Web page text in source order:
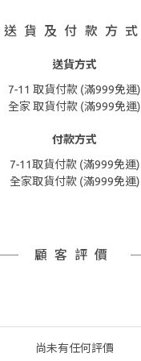
送貨及付款方式
送貨方式
7-11 取貨付款 (滿999免運)
全家 取貨付款 (滿999免運)
付款方式
7-11取貨付款 (滿999免運)
全家取貨付款 (滿999免運)
顧客評價
尚未有任何評價